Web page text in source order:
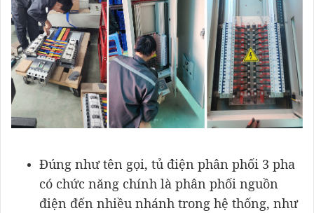
Đúng như tên gọi, tủ điện phân phối 3 pha
có chức năng chính là phân phối nguồn
điện đến nhiều nhánh trong hệ thống, như